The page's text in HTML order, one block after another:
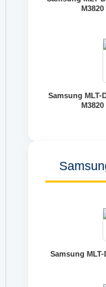
M3820
Samsung MLT-
M3820
Samsung MLT-